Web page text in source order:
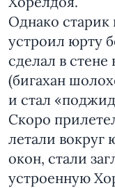
Однако старик
устроил юрту
сделал в
(бигахан
и стал
Скоро
летали вокруг
окон, стали
устроенную